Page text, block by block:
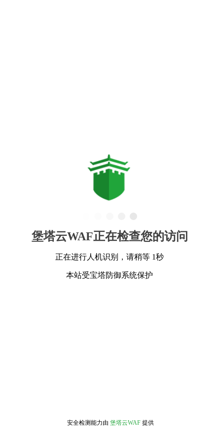
堡塔云WAF正在检查您的访问
正在进行人机识别，请稍等 1秒
本站受宝塔防御系统保护
安全检测能力由 堡塔云WAF 提供